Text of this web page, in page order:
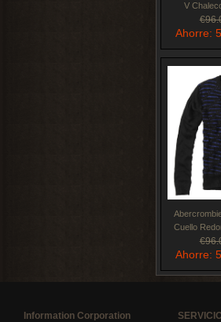
V
Ahorre:
Cuello
Ahorre:
Information Corporation